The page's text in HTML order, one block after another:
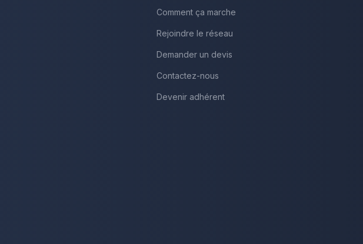
Comment ça marche
Rejoindre le réseau
Demander un devis
Contactez-nous
Devenir adhérent